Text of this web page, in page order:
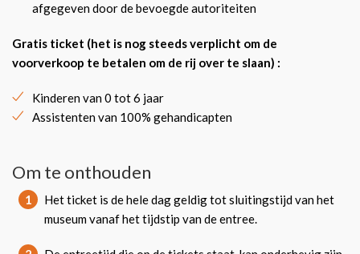
afgegeven door de bevoegde autoriteiten
Gratis ticket (het is nog steeds verplicht om de
voorverkoop te betalen om de rij over te slaan) :
Kinderen van 0 tot 6 jaar
Assistenten van 100% gehandicapten
Om te onthouden
1
Het ticket is de hele dag geldig tot sluitingstijd van het
museum vanaf het tijdstip van de entree.